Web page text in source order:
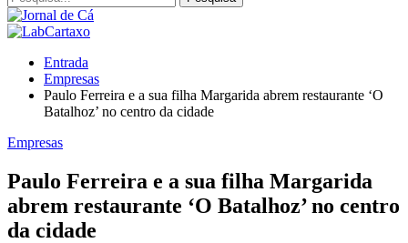
Entrada
Empresas
Paulo Ferreira e a sua filha Margarida abrem restaurante ‘O
Batalhoz’ no centro da cidade
Empresas
Paulo Ferreira e a sua filha Margarida
abrem restaurante ‘O Batalhoz’ no centro
da cidade